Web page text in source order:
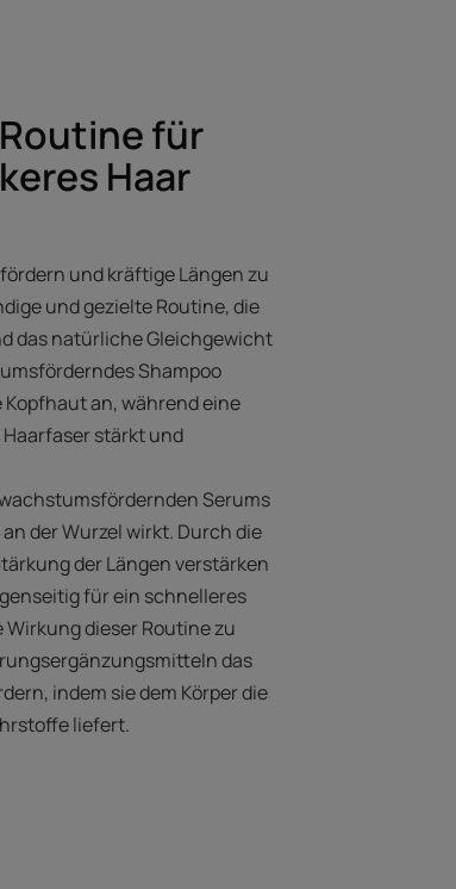
für
Haar
und kräftige Längen zu
und gezielte Routine, die
das natürliche Gleichgewicht
Shampoo
an, während eine
stärkt und
Serums
der Wurzel wirkt. Durch die
der Längen verstärken
für ein schnelleres
dieser Routine zu
das
indem sie dem Körper die
liefert.